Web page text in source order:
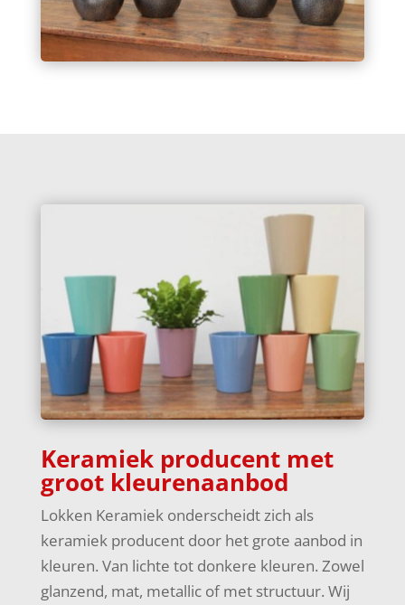
Keramiek producent met
groot kleurenaanbod
Lokken Keramiek onderscheidt zich als
keramiek producent door het grote aanbod in
kleuren. Van lichte tot donkere kleuren. Zowel
glanzend, mat, metallic of met structuur. Wij